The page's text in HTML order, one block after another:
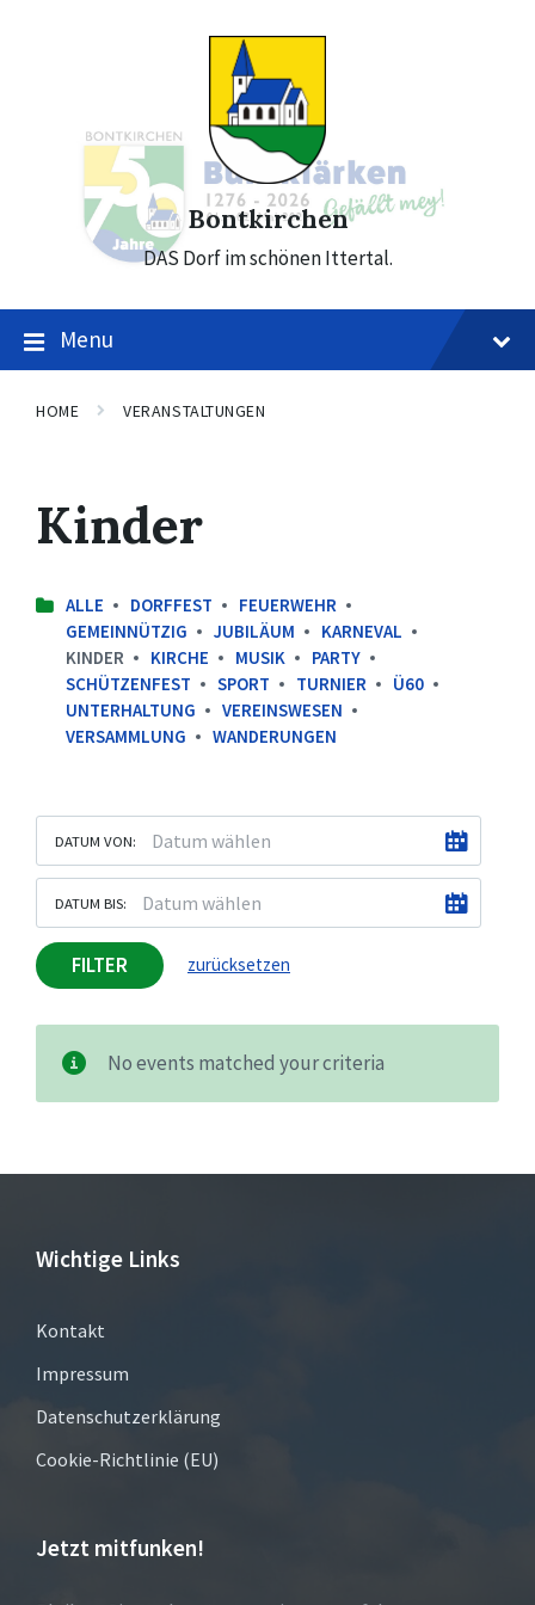
Bontkirchen
DAS Dorf im schönen Ittertal.
Menu
HOME VERANSTALTUNGEN
Kinder
ALLE DORFFEST
FEUERWEHR
GEMEINNÜTZIG
JUBILÄUM
KARNEVAL
KINDER
KIRCHE MUSIK
PARTY
SCHÜTZENFEST
SPORT TURNIER
Ü60
UNTERHALTUNG
VEREINSWESEN
VERSAMMLUNG
WANDERUNGEN
DATUM VON:
DATUM BIS:
FILTER zurücksetzen
No events matched your criteria
Wichtige Links
Kontakt
Impressum
Datenschutzerklärung
Cookie-Richtlinie (EU)
Jetzt mitfunken!